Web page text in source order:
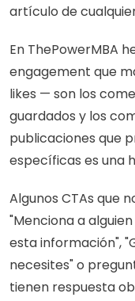
artículo de
En ThePowerMBA
engagement que
likes — son los
guardados y los
publicaciones que
específicas es una
Algunos CTAs que
"Menciona a
esta información",
necesites" o
tienen respuesta